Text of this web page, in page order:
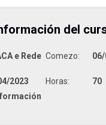
del
e Rede Comezo:
2023 Horas:
70